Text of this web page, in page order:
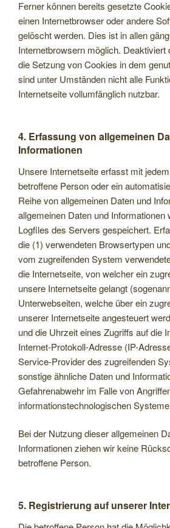
Ferner können bereits gesetzte
einen Internetbrowser oder andere
gelöscht werden. Dies ist in allen
Internetbrowsern möglich. Deaktiviert
die Setzung von Cookies in dem
sind unter Umständen nicht alle
Internetseite vollumfänglich nutzbar.
4. Erfassung von allgemeinen
Informationen
Unsere Internetseite erfasst mit
betroffene Person oder ein
Reihe von allgemeinen Daten und
allgemeinen Daten und Informationen
Logfiles des Servers gespeichert.
die (1) verwendeten Browsertypen
vom zugreifenden System
die Internetseite, von welcher ein
unsere Internetseite gelangt
Unterwebseiten, welche über ein
unserer Internetseite angesteuert
und die Uhrzeit eines Zugriffs auf die
Internet-Protokoll-Adresse (IP-
Service-Provider des zugreifenden
sonstige ähnliche Daten und
Gefahrenabwehr im Falle von
informationstechnologischen
Bei der Nutzung dieser allgemeinen
Informationen ziehen wir keine
betroffene Person.
5. Registrierung auf unserer